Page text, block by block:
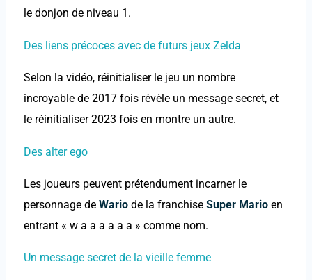
le donjon de niveau 1.
Des liens précoces avec de futurs jeux Zelda
Selon la vidéo, réinitialiser le jeu un nombre
incroyable de 2017 fois révèle un message secret, et
le réinitialiser 2023 fois en montre un autre.
Des alter ego
Les joueurs peuvent prétendument incarner le
personnage de Wariode la franchise Super Marioen
entrant « w a a a a a a » comme nom.
Un message secret de la vieille femme